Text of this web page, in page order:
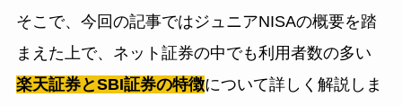
そこで、今回の記事ではジュニアNISAの概要を踏
まえた上で、ネット証券の中でも利用者数の多い
楽天証券とSBI証券の特徴について詳しく解説しま